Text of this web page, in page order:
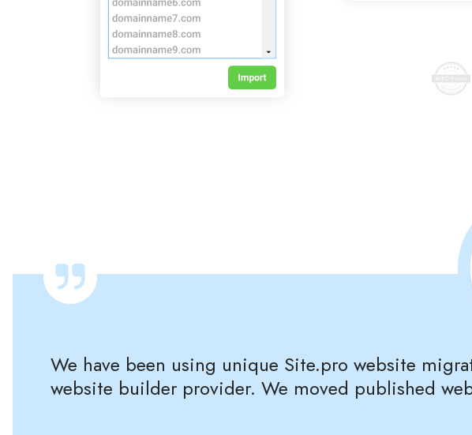
We have been using unique Site.pro website
website builder provider. We moved published